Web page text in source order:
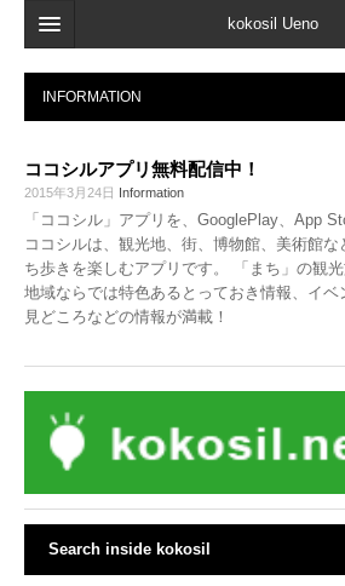
kokosil Ueno
Home
Map
Latest Information
Reviews
My page
Bookmark
INFORMATION
ココシルアプリ無料配信中！
2015年3月24日 Information
「ココシル」アプリを、GooglePlay、App
ココシルは、観光地、街、博物館、美術館な
ち歩きを楽しむアプリです。 「まち」の観光
地域ならでは特色あるとっておき情報、イ
見どころなどの情報が満載！
Search inside kokosil